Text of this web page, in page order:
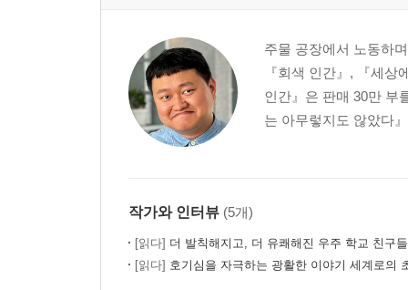
주물 공장에서 노동하
『회색 인간』, 『세
인간』은 판매 30만 부
는 아무렇지도 않았다
작가와 인터뷰 (5개)
[읽다] 더 발칙해지고, 더 유쾌해진 우주 학교 친구들
[읽다] 호기심을 자극하는 광활한 이야기 세계로의